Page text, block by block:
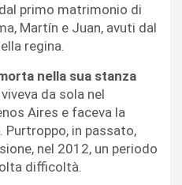
primo matrimonio di
Martín e Juan, avuti dal
regina.
nella sua stanza
da sola nel
Aires e faceva la
in passato,
nel 2012, un periodo
difficoltà.